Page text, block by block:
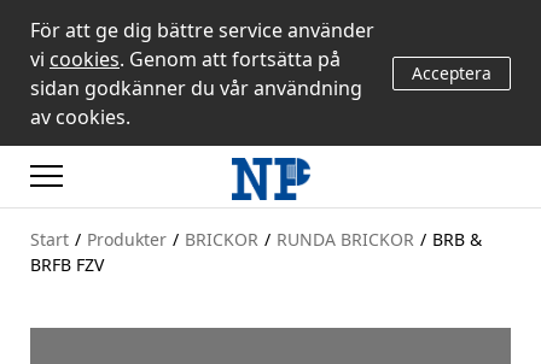
För att ge dig bättre service använder
vi cookies. Genom att fortsätta på
sidan godkänner du vår användning
av cookies.
Acceptera
Start / Produkter / BRICKOR / RUNDA BRICKOR / BRB &
BRFB FZV